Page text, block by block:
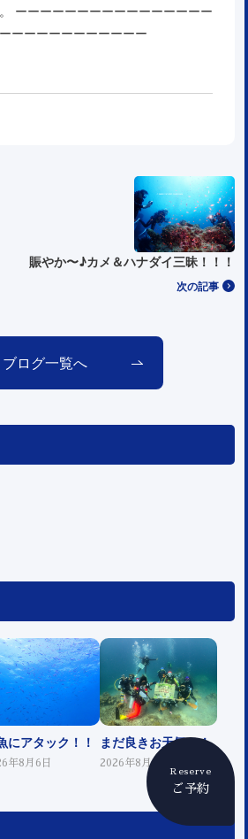
Reserve
ご予約
ーーーーーーーーーーーーーーーー
ーーーーーーーーーーー
次の記事
賑やか〜♪カメ＆ハナダイ三昧！！！
ブログ一覧へ
にアタック！！
年8月6日
まだ良きお天気！！
2026年8月5日